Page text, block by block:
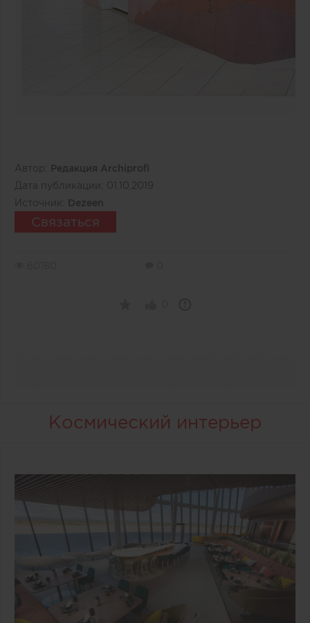
Автор:
Редакция Archiprofi
Дата публикации: 01.10.2019
Источник:
Dezeen
Связаться
Космический интерьер